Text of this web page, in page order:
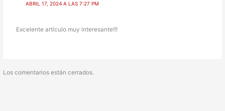
ABRIL 17, 2024 A LAS 7:27 PM
Excelente artículo muy interesante!!!
Los comentarios están cerrados.